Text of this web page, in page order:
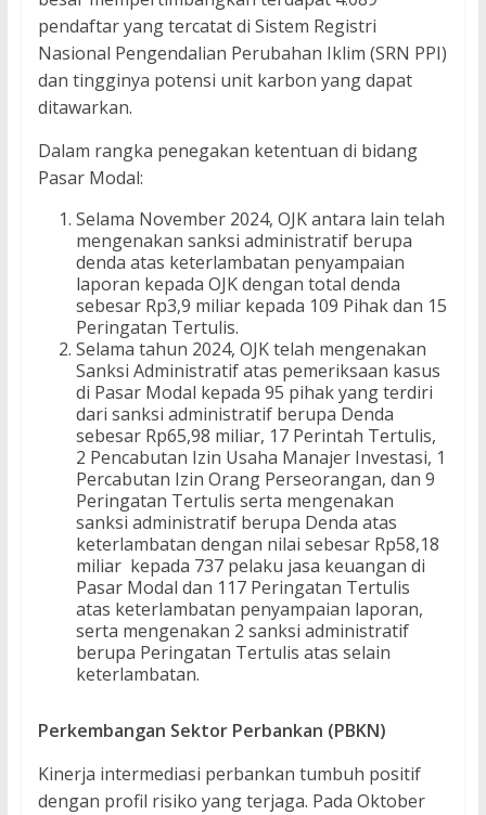
pendaftar yang tercatat di Sistem Registri
Nasional Pengendalian Perubahan Iklim (SRN PPI)
dan tingginya potensi unit karbon yang dapat
ditawarkan.
Dalam rangka penegakan ketentuan di bidang
Pasar Modal:
Selama November 2024, OJK antara lain telah
mengenakan sanksi administratif berupa
denda atas keterlambatan penyampaian
laporan kepada OJK dengan total denda
sebesar Rp3,9 miliar kepada 109 Pihak dan 15
Peringatan Tertulis.
Selama tahun 2024, OJK telah mengenakan
Sanksi Administratif atas pemeriksaan kasus
di Pasar Modal kepada 95 pihak yang terdiri
dari sanksi administratif berupa Denda
sebesar Rp65,98 miliar, 17 Perintah Tertulis,
2 Pencabutan Izin Usaha Manajer Investasi, 1
Percabutan Izin Orang Perseorangan, dan 9
Peringatan Tertulis serta mengenakan
sanksi administratif berupa Denda atas
keterlambatan dengan nilai sebesar Rp58,18
miliar kepada 737 pelaku jasa keuangan di
Pasar Modal dan 117 Peringatan Tertulis
atas keterlambatan penyampaian laporan,
serta mengenakan 2 sanksi administratif
berupa Peringatan Tertulis atas selain
keterlambatan.
Perkembangan Sektor Perbankan (PBKN)
Kinerja intermediasi perbankan tumbuh positif
dengan profil risiko yang terjaga. Pada Oktober